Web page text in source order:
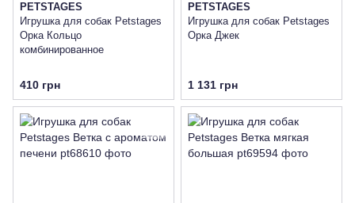
PETSTAGES
Игрушка для собак Petstages
Орка Кольцо
комбинированное
410 грн
PETSTAGES
Игрушка для собак Petstages
Орка Джек
1 131 грн